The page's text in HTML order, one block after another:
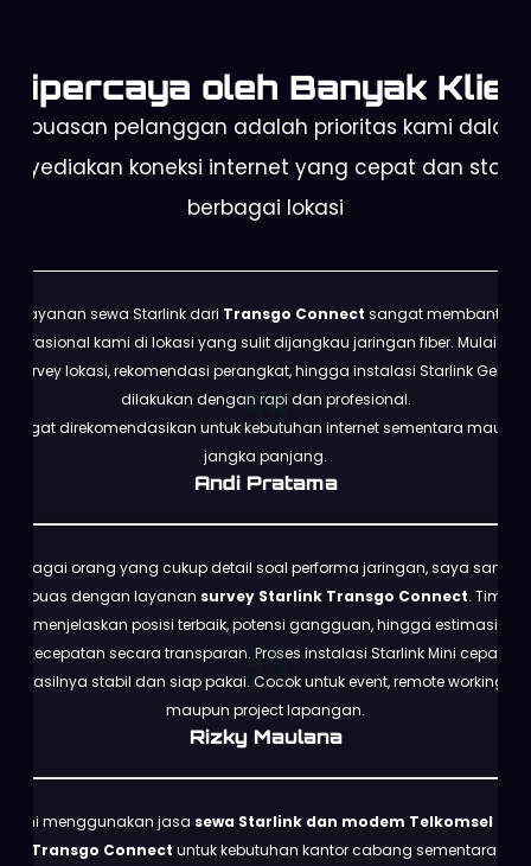
Dipercaya oleh Banyak Klien
Kepuasan pelanggan adalah prioritas kami dalam
koneksi internet yang cepat dan stabil
berbagai lokasi
Layanan sewa Starlink dari Transgo Connect sangat membantu
operasional kami di lokasi yang sulit dijangkau jaringan fiber. Mulai dari
survey lokasi, rekomendasi perangkat, hingga instalasi Starlink Gen 3
dilakukan dengan rapi dan profesional.
Sangat direkomendasikan untuk kebutuhan internet sementara maupun
jangka panjang.
Andi Pratama
Sebagai orang yang cukup detail soal performa jaringan, saya sangat
puas dengan layanan survey Starlink Transgo Connect. Tim
menjelaskan posisi terbaik, potensi gangguan, hingga estimasi
kecepatan secara transparan. Proses instalasi Starlink Mini cepat,
hasilnya stabil dan siap pakai. Cocok untuk event, remote working,
maupun project lapangan.
Rizky Maulana
Kami menggunakan jasa sewa Starlink dan modem Telkomsel dari
Transgo Connect untuk kebutuhan kantor cabang sementara.